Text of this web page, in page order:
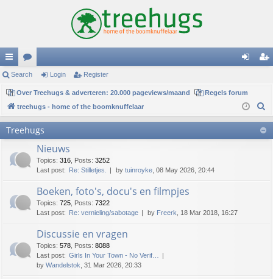
ui
ck
lin
ks
or
u
m
s
in
er
Search Login Register
Over Treehugs & adverteren: 20.000 pageviews/maand
Regels forum
treehugs - home of the boomknuffelaar
Treehugs
Nieuws
Topics: 316 Posts: 3252
Last post: Re: Stilletjes. by tuinroyke , 08 May 2026, 20:44
Boeken, foto's, docu's en filmpjes
Topics: 725 Posts: 7322
Last post: Re: vernieling/sabotage by Freerk , 18 Mar 2018, 16:27
Discussie en vragen
Topics: 578 Posts: 8088
Last post: Girls In Your Town - No Verif…
by Wandelstok , 31 Mar 2026, 20:33